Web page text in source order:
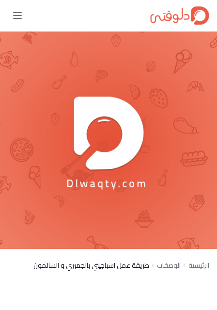
الرئيسية الوصفات طريقة عمل اسباجيتي بالجمبري و السالمون